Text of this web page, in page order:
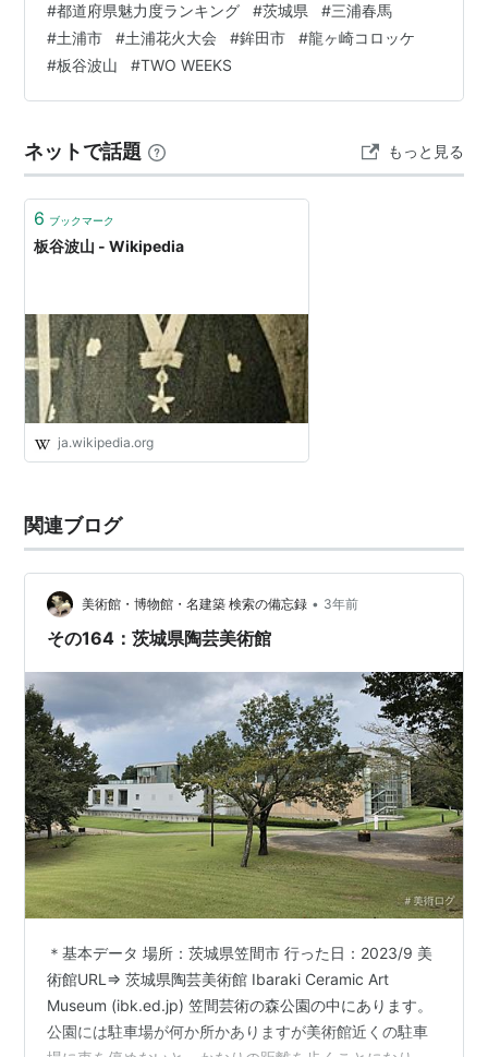
す。残念ながら、今はもう、彼がSNSで直接想いを伝え
ることはかなわなくなってしまいましたが、彼の言葉は
X(旧Twitter)にまだ残っています。彼の地元への強い愛・
想いを風化させないためにも、ここで記事としてまとめ
蓮の花 土浦の蓮の花 土浦全国花…
#都道府県魅力度ランキング #茨城県 #三浦春馬
#土浦市 #土浦花火大会 #鉾田市 #龍ヶ崎コロッケ
#板谷波山 #TWO WEEKS
ネットで話題 もっと見る
6 ブックマーク
板谷波山 - Wikipedia
ja.wikipedia.org
関連ブログ
美術館・博物館・名建築 検索の備忘録 • 3年前
その164：茨城県陶芸美術館
＊基本データ 場所：茨城県笠間市 行った日：2023/9 美
術館URL⇒ 茨城県陶芸美術館 Ibaraki Ceramic Art
Museum (ibk.ed.jp) 笠間芸術の森公園の中にあります。
公園には駐車場が何か所かありますが美術館近くの駐車